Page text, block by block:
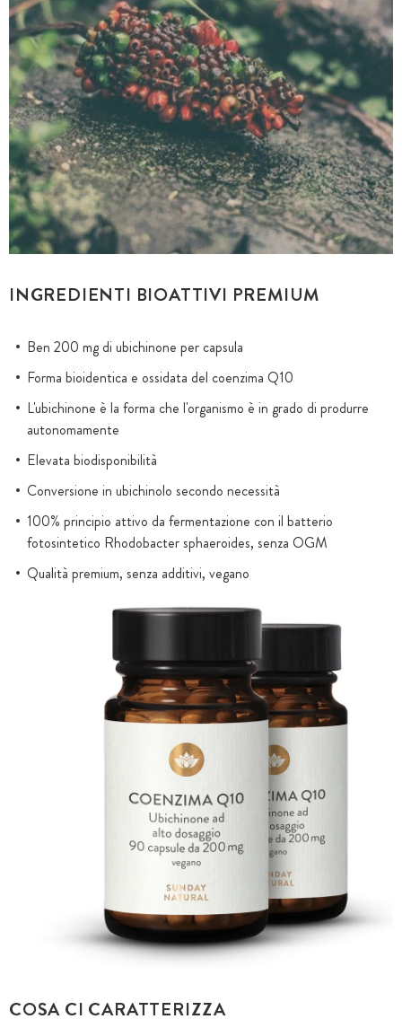
INGREDIENTI BIOATTIVI PREMIUM
Ben 200 mg di ubichinone per capsula
Forma bioidentica e ossidata del coenzima Q10
L'ubichinone è la forma che l'organismo è in grado di produrre
autonomamente
Elevata biodisponibilità
Conversione in ubichinolo secondo necessità
100% principio attivo da fermentazione con il batterio
fotosintetico Rhodobacter sphaeroides, senza OGM
Qualità premium, senza additivi, vegano
COSA CI CARATTERIZZA